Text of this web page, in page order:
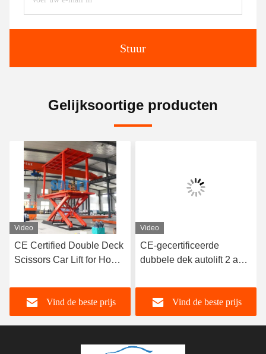
Stuur
Gelijksoortige producten
Video
CE Certified Double Deck
Scissors Car Lift for Home
Operation
Vind de beste prijs
Video
CE-gecertificeerde
dubbele dek autolift 2 auto
Vind de beste prijs